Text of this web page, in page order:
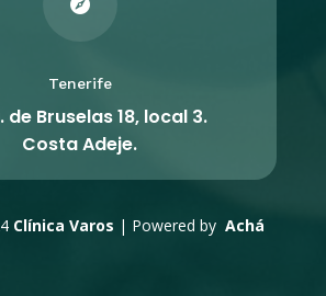

Tenerife
de Bruselas 18, local 3.
Costa Adeje.
Clínica Varos | Powered by Achá